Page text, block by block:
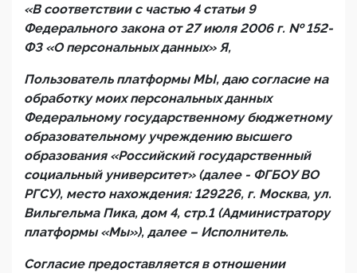
«В соответствии с частью 4 статьи 9
Федерального закона от 27 июля 2006 г. № 152-
ФЗ «О персональных данных» Я,
Пользователь платформы МЫ, даю согласие на
обработку моих персональных данных
Федеральному государственному бюджетному
образовательному учреждению высшего
образования «Российский государственный
социальный университет» (далее - ФГБОУ ВО
РГСУ), место нахождения: 129226, г. Москва, ул.
Вильгельма Пика, дом 4, стр.1 (Администратору
платформы «Мы»), далее – Исполнитель.
Согласие предоставляется в отношении